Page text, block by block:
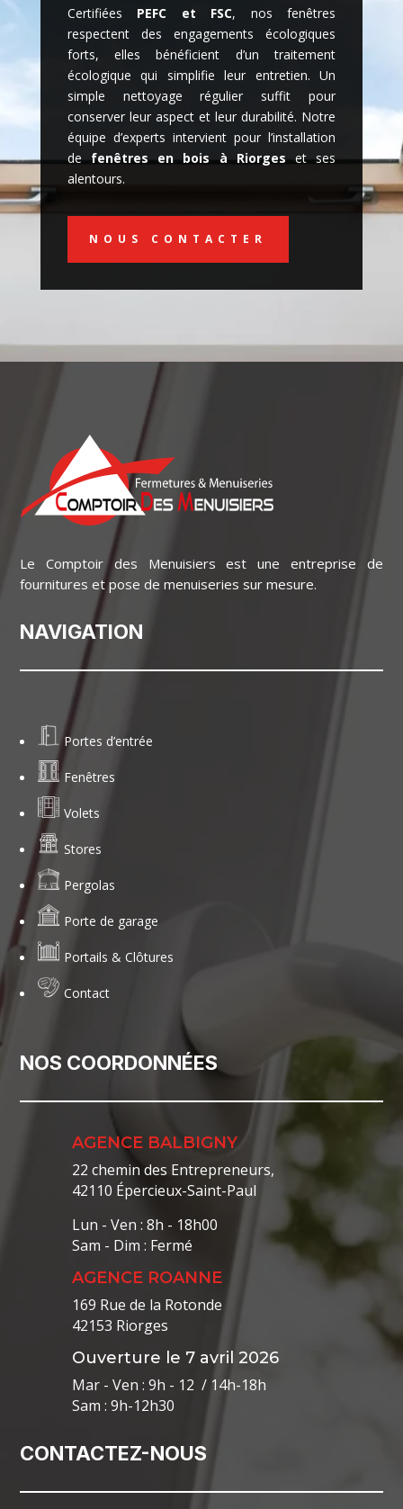
Certifiées PEFC et FSC, nos fenêtres
respectent des engagements écologiques
forts, elles bénéficient d’un traitement
écologique qui simplifie leur entretien. Un
simple nettoyage régulier suffit pour
conserver leur aspect et leur durabilité. Notre
équipe d’experts intervient pour l’installation
de fenêtres en bois à Riorges et ses
alentours.
NOUS CONTACTER
Le Comptoir des Menuisiers est une entreprise de
fournitures et pose de menuiseries sur mesure.
NAVIGATION
Portes d’entrée
Fenêtres
Volets
Stores
Pergolas
Porte de garage
Portails & Clôtures
Contact
NOS COORDONNÉES
AGENCE BALBIGNY
22 chemin des Entrepreneurs,
42110 Épercieux-Saint-Paul
Lun - Ven : 8h - 18h00
Sam - Dim : Fermé
AGENCE ROANNE
169 Rue de la Rotonde
42153 Riorges
Ouverture le 7 avril 2026
Mar - Ven : 9h - 12 / 14h-18h
Sam : 9h-12h30
CONTACTEZ-NOUS